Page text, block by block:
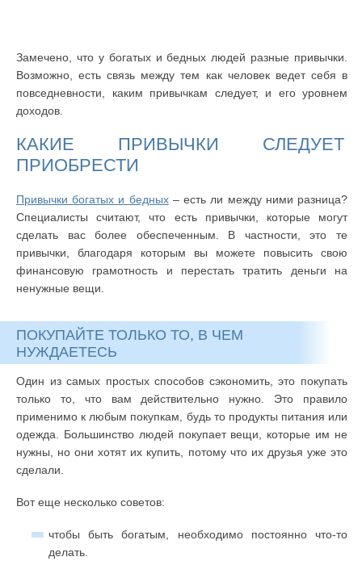
Замечено, что у богатых и бедных людей разные привычки.
Возможно, есть связь между тем как человек ведет себя в
повседневности, каким привычкам следует, и его уровнем
доходов.
КАКИЕ ПРИВЫЧКИ СЛЕДУЕТ
ПРИОБРЕСТИ
Привычки богатых и бедных– есть ли между ними разница?
Специалисты считают, что есть привычки, которые могут
сделать вас более обеспеченным. В частности, это те
привычки, благодаря которым вы можете повысить свою
финансовую грамотность и перестать тратить деньги на
ненужные вещи.
ПОКУПАЙТЕ ТОЛЬКО ТО, В ЧЕМ
НУЖДАЕТЕСЬ
Один из самых простых способов сэкономить, это покупать
только то, что вам действительно нужно. Это правило
применимо к любым покупкам, будь то продукты питания или
одежда. Большинство людей покупает вещи, которые им не
нужны, но они хотят их купить, потому что их друзья уже это
сделали.
Вот еще несколько советов:
чтобы быть богатым, необходимо постоянно что-то
делать.